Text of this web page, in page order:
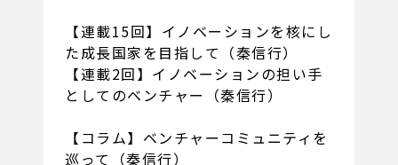
【連載15回】 イノベーションを核にし
た成長国家を目指して（秦信行）
【連載2回】 イノベーションの担い手
としてのベンチャー（秦信行）
【コラム】 ベンチャーコミュニティを
巡って（秦信行）